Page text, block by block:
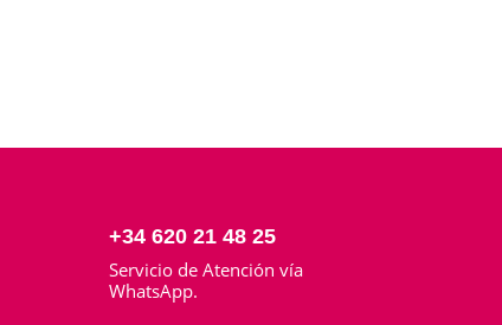
+34 620 21 48 25
Servicio de Atención vía
WhatsApp.